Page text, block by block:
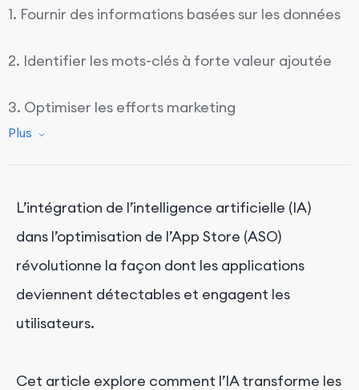
1. Fournir des informations basées sur les données
2. Identifier les mots-clés à forte valeur ajoutée
3. Optimiser les efforts marketing
Exemples pratiques d'IA en ASO
3. Affiner les créations de l'App Store
4. Extraire la valeur des avis des utilisateurs
Obtenez un service de marketing d'applications
professionnel avec FoxData
Plus
L’intégration de l’intelligence artificielle (IA)
dans l’optimisation de l’App Store (ASO)
révolutionne la façon dont les applications
deviennent détectables et engagent les
utilisateurs.
Cet article explore comment l’IA transforme les